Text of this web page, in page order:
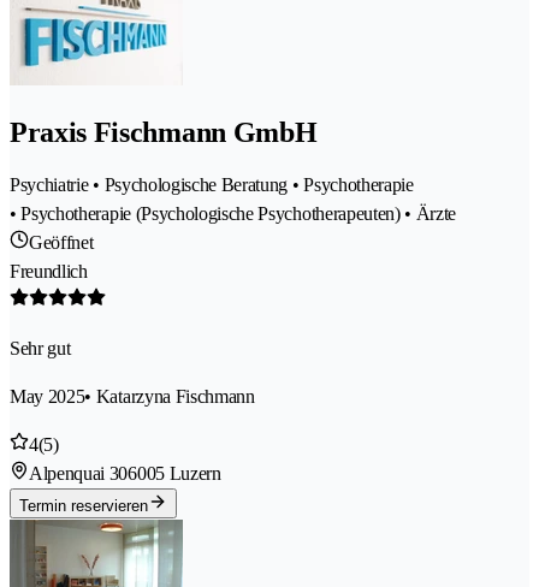
Praxis Fischmann GmbH
Psychiatrie • Psychologische Beratung • Psychotherapie
• Psychotherapie (Psychologische Psychotherapeuten) • Ärzte
Geöffnet
Freundlich
Sehr gut
May 2025• Katarzyna Fischmann
4(5)
Alpenquai 306005 Luzern
Termin reservieren